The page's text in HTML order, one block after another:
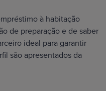
à habitação
de preparação e de saber
ideal para garantir
são apresentados da